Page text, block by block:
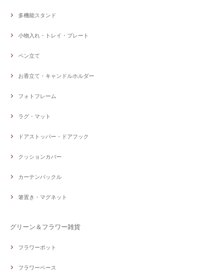
多機能スタンド
小物入れ・トレイ・プレート
ペン立て
お香立て・キャンドルホルダー
フォトフレーム
ラグ・マット
ドアストッパー・ドアフック
クッションカバー
カーテンバックル
箸置き・マグネット
グリーン＆フラワー雑貨
フラワーポット
フラワーベース